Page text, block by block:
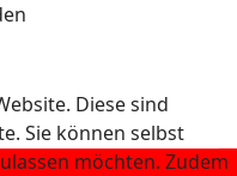
Diese sind
Sie können selbst
möchten. Zudem